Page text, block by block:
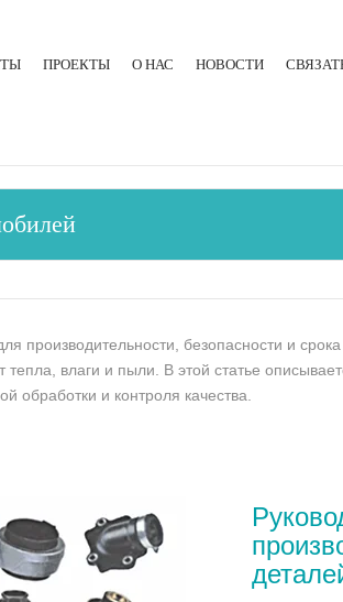
ПРОЕКТЫ О НАС НОВОСТИ
производительности, безопасности и
влаги и пыли. В этой статье
обработки и контроля качества.